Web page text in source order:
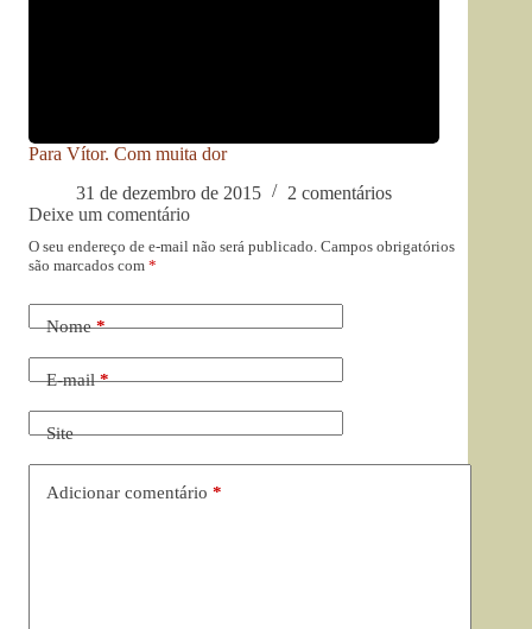
Para Vítor. Com muita dor
31 de dezembro de 2015
2 comentários
Deixe um comentário
O seu endereço de e-mail não será publicado. Campos obrigatórios
são marcados com *
Nome*
E-mail*
Site
Adicionar comentário *